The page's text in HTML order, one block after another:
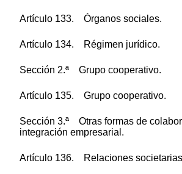
Artículo 133. Órganos sociales.
Artículo 134. Régimen jurídico.
Sección 2.ª Grupo cooperativo.
Artículo 135. Grupo cooperativo.
Sección 3.ª Otras formas de
integración empresarial.
Artículo 136. Relaciones